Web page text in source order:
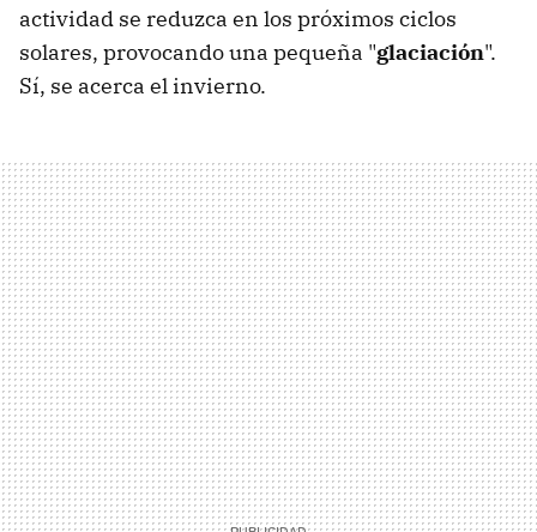
actividad se reduzca en los próximos ciclos
solares, provocando una pequeña "glaciación".
Sí, se acerca el invierno.